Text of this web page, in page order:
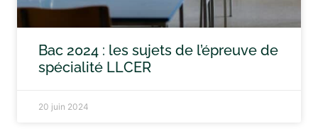
Bac 2024 : les sujets de l’épreuve de
spécialité LLCER
20 juin 2024